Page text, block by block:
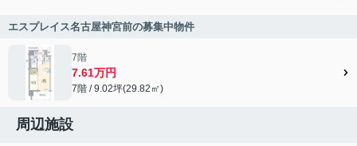
エスプレイス名古屋神宮前の募集中物件
7階
7.61万円
7階 / 9.02坪(29.82㎡)
周辺施設